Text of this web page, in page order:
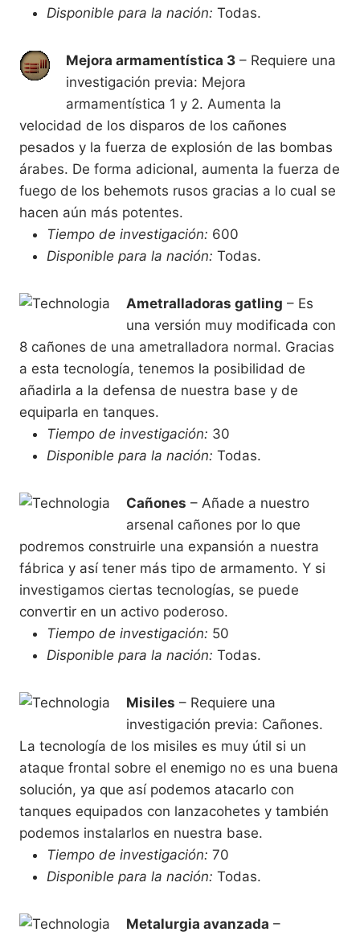
Disponible para la nación: Todas.
Mejora armamentística 3 – Requiere una
investigación previa: Mejora
armamentística 1 y 2. Aumenta la
velocidad de los disparos de los cañones
pesados y la fuerza de explosión de las bombas
árabes. De forma adicional, aumenta la fuerza de
fuego de los behemots rusos gracias a lo cual se
hacen aún más potentes.
Tiempo de investigación: 600
Disponible para la nación: Todas.
Ametralladoras gatling – Es
una versión muy modificada con
8 cañones de una ametralladora normal. Gracias
a esta tecnología, tenemos la posibilidad de
añadirla a la defensa de nuestra base y de
equiparla en tanques.
Tiempo de investigación: 30
Disponible para la nación: Todas.
Cañones – Añade a nuestro
arsenal cañones por lo que
podremos construirle una expansión a nuestra
fábrica y así tener más tipo de armamento. Y si
investigamos ciertas tecnologías, se puede
convertir en un activo poderoso.
Tiempo de investigación: 50
Disponible para la nación: Todas.
Misiles – Requiere una
investigación previa: Cañones.
La tecnología de los misiles es muy útil si un
ataque frontal sobre el enemigo no es una buena
solución, ya que así podemos atacarlo con
tanques equipados con lanzacohetes y también
podemos instalarlos en nuestra base.
Tiempo de investigación: 70
Disponible para la nación: Todas.
Metalurgia avanzada –